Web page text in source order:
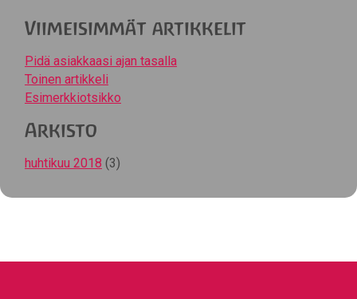
Viimeisimmät artikkelit
Pidä asiakkaasi ajan tasalla
Toinen artikkeli
Esimerkkiotsikko
Arkisto
huhtikuu 2018 (3)